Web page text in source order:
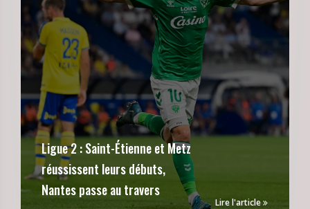
Ligue 2 : Saint-Étienne et Metz
réussissent leurs débuts,
Nantes passe au travers
Lire l'article